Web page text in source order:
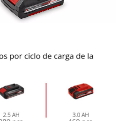
Management Platform